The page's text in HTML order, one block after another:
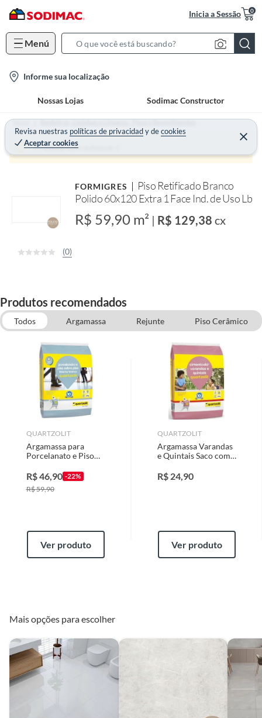
Inicia a Sessão 0
Menú
S
c
h
B
r
a
o
Informe sua localização
Nossas Lojas Sodimac Constructor
Revisa nuestras políticas de privacidadydecookies
Aceptar cookies
Home Banheiros, Cozinhas e Limpeza - Pisos e Revestimentos
Produto sem estoque :(
FORMIGRES
Piso Retificado Branco
Polido 60x120 Extra 1 Face Ind. de Uso Lb
R$ 59,90 m² | R$ 129,38 cx
(0)
Produtos recomendados
Todos Argamassa Rejunte
Piso Cerâmico
Ferramentas para Instalação de Pisos
Porcelanato
Pisos e Revestimentos
QUARTZOLIT
Argamassa para
Porcelanato e Piso
20kg Branco
R$46,90 -22%
R$59,90
Ver produto
QUARTZOLIT
Argamassa Varandas
e Quintais Saco com
R$ 24,90
Ver produto
Mais opções para escolher